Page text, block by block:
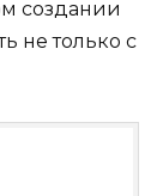
создании
не только с